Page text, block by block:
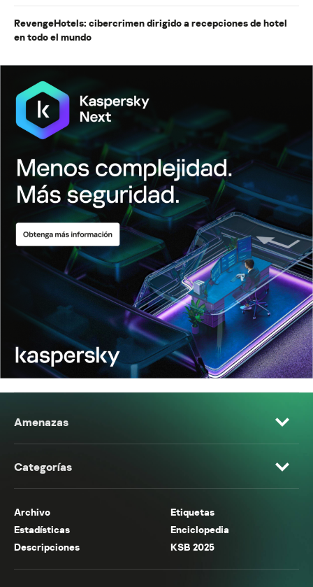
RevengeHotels: cibercrimen dirigido a recepciones de hotel
en todo el mundo
Amenazas
Categorías
Archivo
Etiquetas
Estadísticas
Enciclopedia
Descripciones
KSB 2025